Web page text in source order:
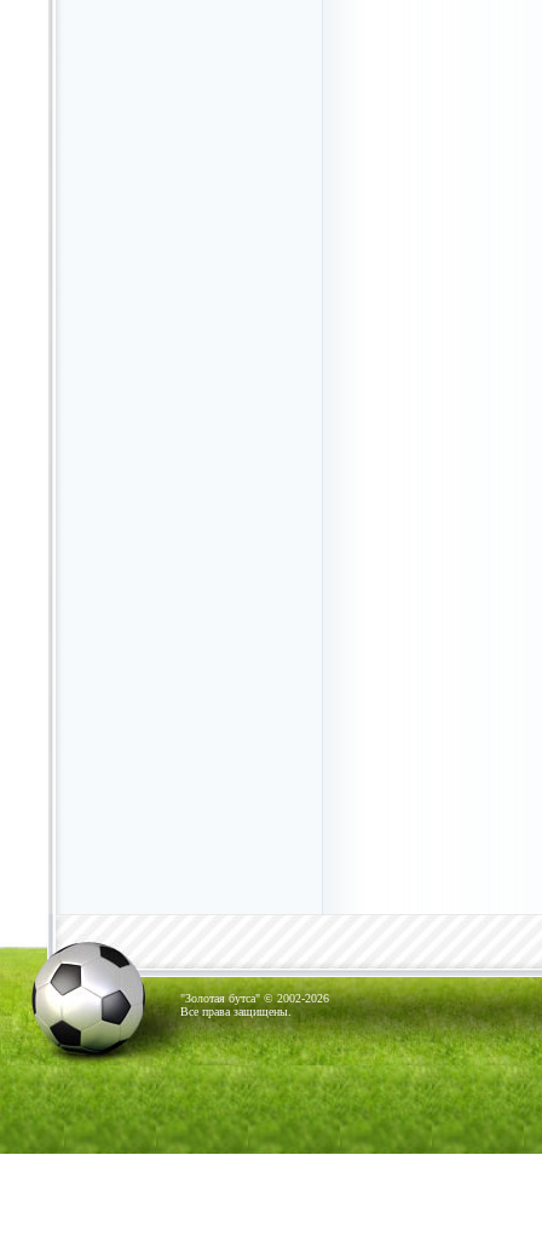
"Золотая бутса" © 2002-2026
Все права защищены.